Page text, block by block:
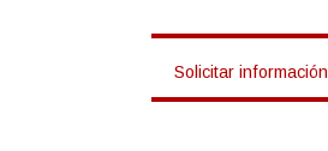
Solicitar información